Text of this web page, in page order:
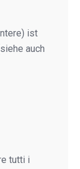
ist
auch
tutti i